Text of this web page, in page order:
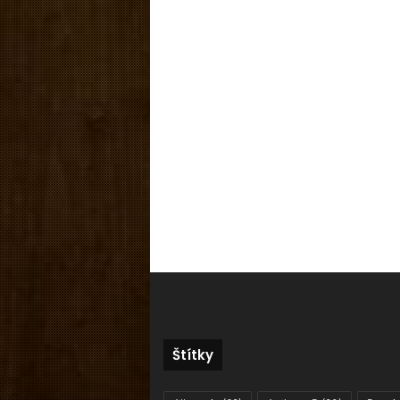
Štítky